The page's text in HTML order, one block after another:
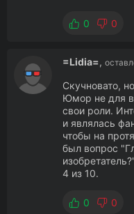
0 0
=Lidia=,
Скучновато,
Юмор не для
свои роли.
и являлась
чтобы на
был вопрос
4 из 10.
0 0